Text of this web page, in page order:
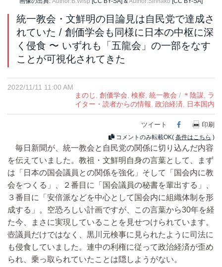
統一教会・文鮮明の目論見は自民党で達成さ
れていた / 創価学会も同様に日本の中枢に深
く侵食 〜 いずれも「五龍会」の一部をなす
ことが可視化されてきた
2022/11/11 11:00 AM
まのじ, 創価学会, 検察, 統一教会 / ＊陰謀, ラ
イター・読者からの情報, 政治経済, 日本国内
ツイート Facebook
印刷
コメントのみ転載OK( 条件はこちら )
毎日新聞が、統一教会と自民党の関係に切り込んだ内容
を伝えていました。教祖・文鮮明自身の言葉として、まず
は「日本の国会議員との関係を強化」そして「国会内に教
会をつくる」、２番目に「国会議員の秘書を輩出する」、
３番目に「安倍派などを中心として国会内に組織体制を形
成する」。空恐ろしい計画ですが、この言葉から30年を経
た今、まさに実現していることを見せつけられています。
壺議員だけではなく、黒川元検事に見られたように司法に
も侵食していました。連中の利権に従って政治経済が歪め
られ、乗っ取られていたことは隠しようがない。